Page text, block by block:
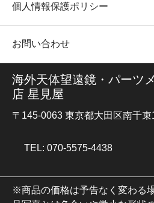
個人情報保護ポリシー
お問い合わせ
海外天体望遠鏡・パーツ
店 星見屋
〒145-0063 東京都大田区南千束
TEL: 070-5575-4438
※商品の価格は予告なく変わる